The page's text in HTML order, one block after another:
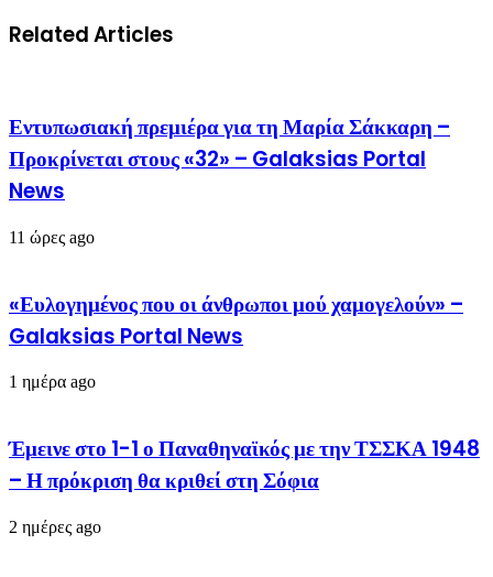
Related Articles
Εντυπωσιακή πρεμιέρα για τη Μαρία Σάκκαρη –
Προκρίνεται στους «32» – Galaksias Portal
News
11 ώρες ago
«Ευλογημένος που οι άνθρωποι μού χαμογελούν» –
Galaksias Portal News
1 ημέρα ago
Έμεινε στο 1-1 ο Παναθηναϊκός με την ΤΣΣΚΑ 1948
– Η πρόκριση θα κριθεί στη Σόφια
2 ημέρες ago